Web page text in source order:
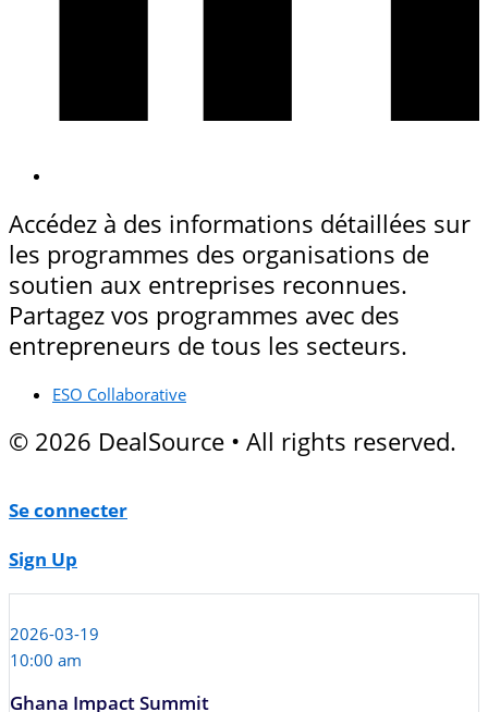
Accédez à des informations détaillées sur
les programmes des organisations de
soutien aux entreprises reconnues.
Partagez vos programmes avec des
entrepreneurs de tous les secteurs.
ESO Collaborative
© 2026 DealSource • All rights reserved.
Se connecter
Sign Up
2026-03-19
10:00 am
Ghana Impact Summit